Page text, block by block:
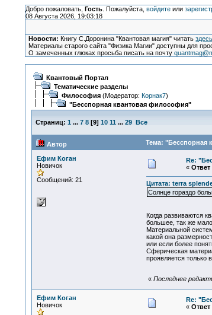
Добро пожаловать, Гость. Пожалуйста, войдитеили
08 Августа 2026, 19:03:18
Новости: Книгу С.Доронина "Квантовая магия" читатьздесь
Материалы старого сайта "Физика Магии" доступны для
О замеченных глюках просьба писать на почту
Квантовый Портал
Тематические разделы
Философия(Модератор: Корнак7)
"Бесспорная квантовая философия"
Страниц: 1 ... 7 8[9] 10 11 ... 29 Все
Автор Тема: "Бесспорная
Ефим Коган
Новичок
Сообщений: 21
Re:
« Ответ
Цитата: terra
Солнце гораздо
Когда развиваются
большее, так же
Материальной
какой она
или если более
Сферическая
проявляется только
« Последнее
Ефим Коган
Новичок
Re:
« Ответ